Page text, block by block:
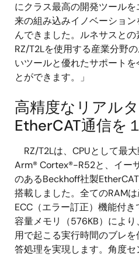
にクラス最高の開発ツール
来の組み込みイノベーショ
んできました。ルネサスとの
RZ/T2Lを使用する産業分野
いツールと優れたサポート
とができます。」
高精度なリアル
EtherCAT通信を
RZ/T2Lは、CPUとして最
Arm® Cortex®-R52と、イー
のあるBeckhoff社製
搭載しました。全てのRAM
ECC（エラー訂正）機能付
容量メモリ（576KB）によ
用で起こる実行時間のブレ
答処理を実現します。角度